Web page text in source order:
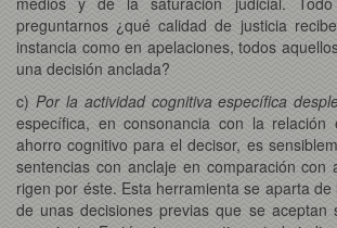
preguntarnos ¿qué calidad de justicia
instancia como en apelaciones, todos
una decisión anclada?
c) Por la actividad cognitiva específica
específica, en consonancia con la
ahorro cognitivo para el decisor, es
sentencias con anclaje en comparación con
rigen por éste. Esta herramienta se aparta
de unas decisiones previas que se aceptan